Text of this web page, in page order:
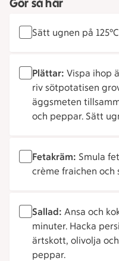
Gör så här
Sätt ugnen på
Plättar: Vispa ihop
riv sötpotatisen
äggsmeten
och peppar. Sätt
Fetakräm: Smula
crème fraichen och
Sallad: Ansa och
minuter. Hacka
ärtskott, olivolja
peppar.